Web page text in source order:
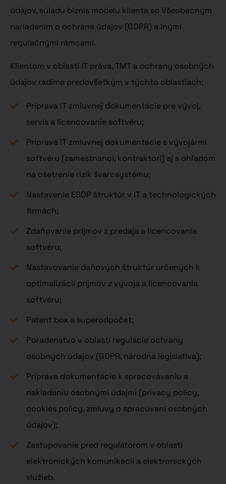
údajov, súladu biznis modelu klienta so Všeobecným
nariadením o ochrane údajov (GDPR) a inými
regulačnými rámcami.
Klientom v oblasti IT práva, TMT a ochrany osobných
údajov radíme predovšetkým v týchto oblastiach:
Príprava IT zmluvnej dokumentácie pre vývoj,
servis a licencovanie softvéru;
Príprava IT zmluvnej dokumentácie s vývojármi
softvéru (zamestnanci, kontraktori) aj s ohľadom
na ošetrenie rizík švarcsystému;
Nastavenie ESOP štruktúr v IT a technologických
firmách;
Zdaňovanie príjmov z predaja a licencovania
softvéru;
Nastavovanie daňových štruktúr určených k
optimalizácii príjmov z vývoja a licencovania
softvéru;
Patent box a superodpočet;
Poradenstvo v oblasti regulácie ochrany
osobných údajov (GDPR, národná legislatíva);
Príprava dokumentácie k spracovávaniu a
nakladaniu osobnými údajmi (privacy policy,
cookies policy, zmluvy o spracúvaní osobných
údajov);
Zastupovanie pred regulátorom v oblasti
elektronických komunikácií a elektronických
služieb.